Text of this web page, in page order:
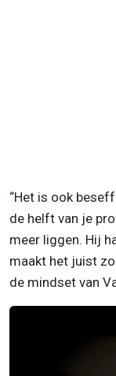
“Het is ook
de helft van je
meer liggen. Hij
maakt het juist
de mindset van